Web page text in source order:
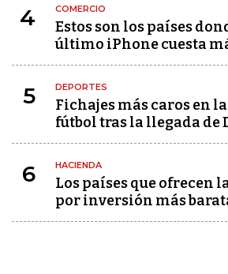
4 COMERCIO
Estos son los países
último iPhone cuesta
5 DEPORTES
Fichajes más caros en
fútbol tras la llegada de
6 HACIENDA
Los países que ofrecen
por inversión más